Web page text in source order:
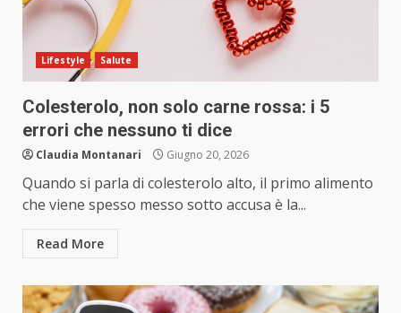
Lifestyle Salute
Colesterolo, non solo carne rossa: i 5
errori che nessuno ti dice
Claudia Montanari Giugno 20, 2026
Quando si parla di colesterolo alto, il primo alimento
che viene spesso messo sotto accusa è la...
Read More